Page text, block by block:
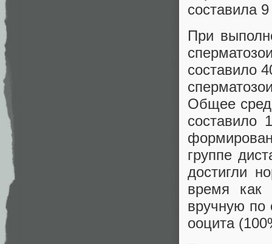
составила
При
составило
Общее
составило
группе
достигли
время как
вручную по
ооцита